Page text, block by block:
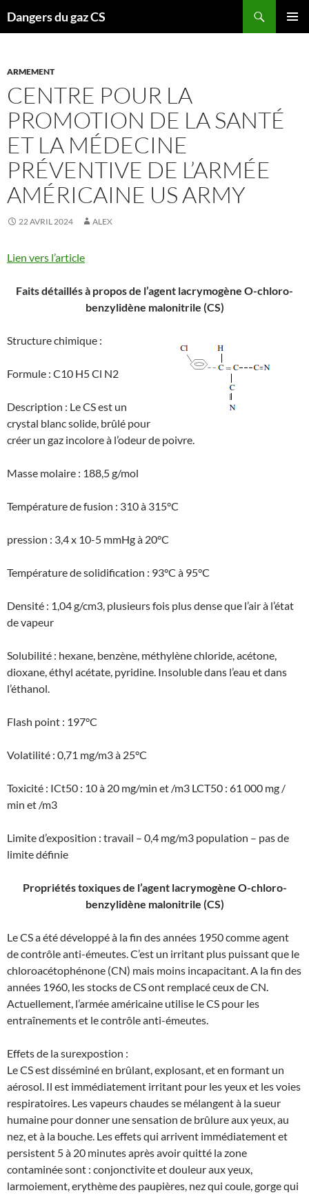
Dangers du gaz CS
ARMEMENT
CENTRE POUR LA
PROMOTION DE LA SANTÉ
ET LA MÉDECINE
PRÉVENTIVE DE L’ARMÉE
AMÉRICAINE US ARMY
22 AVRIL 2024 ALEX
Lien vers l’article
Faits détaillés à propos de l’agent lacrymogène O-chloro-
benzylidène malonitrile (CS)
Structure chimique :
Formule : C10 H5 Cl N2
Description : Le CS est un
crystal blanc solide, brûlé pour
créer un gaz incolore à l’odeur de poivre.
Masse molaire : 188,5 g/mol
Température de fusion : 310 à 315°C
pression : 3,4 x 10-5 mmHg à 20°C
Température de solidification : 93°C à 95°C
Densité : 1,04 g/cm3, plusieurs fois plus dense que l’air à l’état
de vapeur
Solubilité : hexane, benzène, méthylène chloride, acétone,
dioxane, éthyl acétate, pyridine. Insoluble dans l’eau et dans
l’éthanol.
Flash point : 197°C
Volatilité : 0,71 mg/m3 à 25°C
Toxicité : ICt50 : 10 à 20 mg/min et /m3 LCT50 : 61 000 mg /
min et /m3
Limite d’exposition : travail – 0,4 mg/m3 population – pas de
limite définie
Propriétés toxiques de l’agent lacrymogène O-chloro-
benzylidène malonitrile (CS)
Le CS a été développé à la fin des années 1950 comme agent
de contrôle anti-émeutes. C’est un irritant plus puissant que le
chloroacétophénone (CN) mais moins incapacitant. A la fin des
années 1960, les stocks de CS ont remplacé ceux de CN.
Actuellement, l’armée américaine utilise le CS pour les
entraînements et le contrôle anti-émeutes.
Effets de la surexpostion :
Le CS est disséminé en brûlant, explosant, et en formant un
aérosol. Il est immédiatement irritant pour les yeux et les voies
respiratoires. Les vapeurs chaudes se mélangent à la sueur
humaine pour donner une sensation de brûlure aux yeux, au
nez, et à la bouche. Les effets qui arrivent immédiatement et
persistent 5 à 20 minutes après avoir quitté la zone
contaminée sont : conjonctivite et douleur aux yeux,
larmoiement, erythème des paupières, nez qui coule, gorge qui